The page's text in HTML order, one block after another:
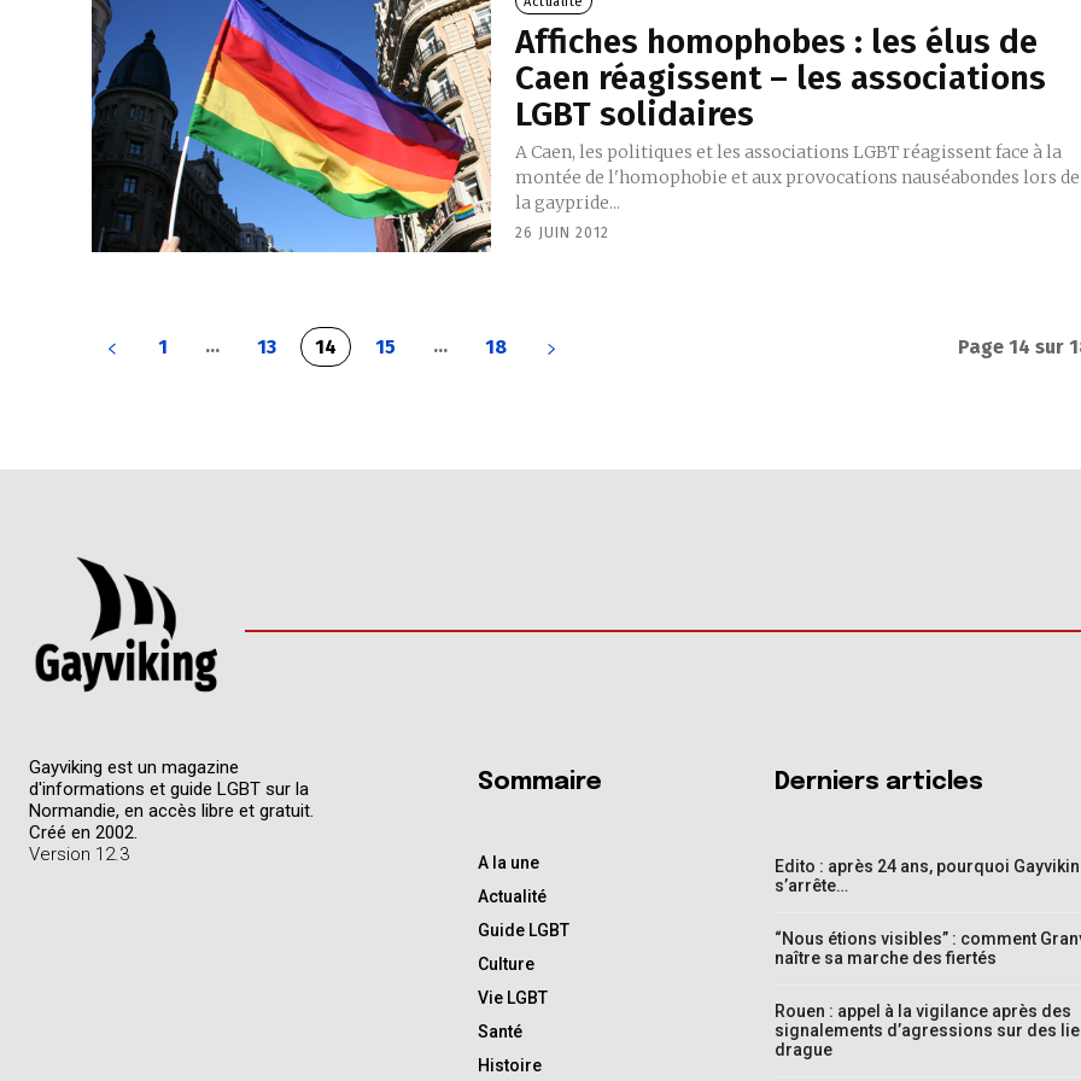
Affiches homophobes : les élus de
Caen réagissent – les associations
LGBT solidaires
A Caen, les politiques et les associations LGBT réagissent face à la
montée de l'homophobie et aux provocations nauséabondes lors de
la gaypride...
26 JUIN 2012
1 ... 13 14 15 ... 18 Page 14 sur
Gayviking est un magazine
d'informations et guide LGBT sur la
Normandie, en accès libre et gratuit.
Créé en 2002.
Version 12.3
Sommaire
A la une
Actualité
Guide LGBT
Culture
Vie LGBT
Santé
Histoire
Derniers articles
Edito : après 24 ans, pourquoi
s’arrête…
“Nous étions visibles” : comment
naître sa marche des fiertés
Rouen : appel à la vigilance après des
signalements d’agressions sur des
drague